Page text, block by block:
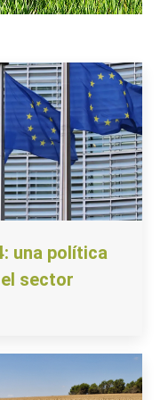
una política
sector